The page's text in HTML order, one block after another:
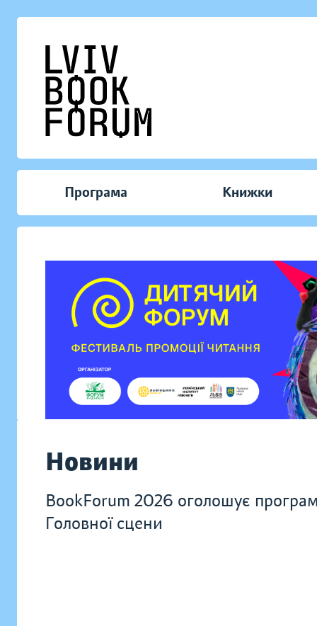
Програма Книжки
Новини
BookForum 2026 оголошує
Головної сцени